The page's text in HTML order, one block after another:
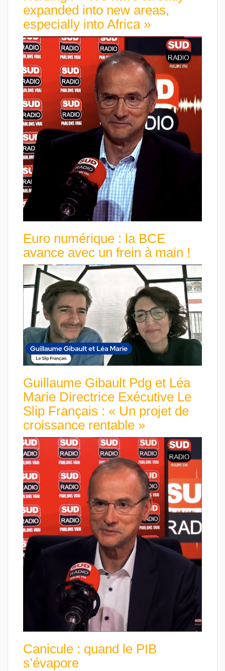
expanded into new areas,
especially into Africa »
Euro numérique : la BCE
avance avec un frein à main !
Guillaume Gibault Pdg et Léa
Marie Directrice Exécutive Le
Slip Français : « Un projet de
croissance rentable »
Canicule : quand le PIB
s’évapore